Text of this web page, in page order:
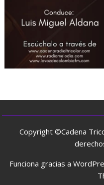
Copyright ©Cadena
Funciona gracias a